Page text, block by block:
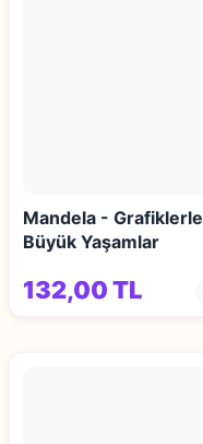
Mandela - Grafiklerle
Büyük Yaşamlar
132,00 TL